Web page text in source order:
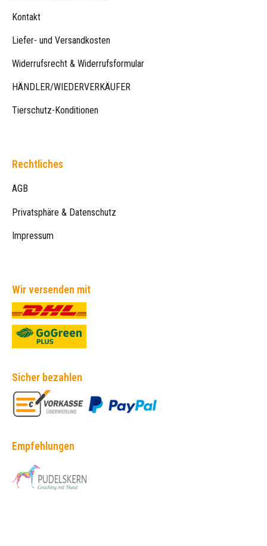
Kontakt
Liefer- und Versandkosten
Widerrufsrecht & Widerrufsformular
HÄNDLER/WIEDERVERKÄUFER
Tierschutz-Konditionen
Rechtliches
AGB
Privatsphäre & Datenschutz
Impressum
Wir versenden mit
Sicher bezahlen
Empfehlungen